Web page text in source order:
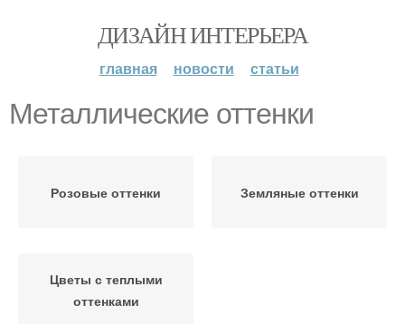
ДИЗАЙН ИНТЕРЬЕРА
главная новости статьи
Металлические оттенки
Розовые оттенки Земляные оттенки
Цветы с теплыми
оттенками